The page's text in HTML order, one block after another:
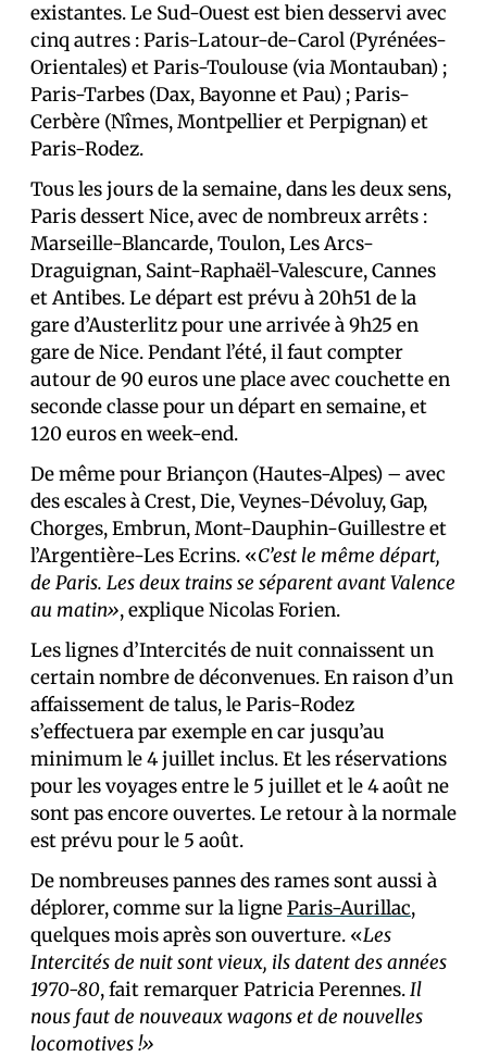
existantes. Le Sud-Ouest est bien desservi avec
cinq autres : Paris-Latour-de-Carol (Pyrénées-
Orientales) et Paris-Toulouse (via Montauban) ;
Paris-Tarbes (Dax, Bayonne et Pau) ; Paris-
Cerbère (Nîmes, Montpellier et Perpignan) et
Paris-Rodez.
Tous les jours de la semaine, dans les deux sens,
Paris dessert Nice, avec de nombreux arrêts :
Marseille-Blancarde, Toulon, Les Arcs-
Draguignan, Saint-Raphaël-Valescure, Cannes
et Antibes. Le départ est prévu à 20h51 de la
gare d’Austerlitz pour une arrivée à 9h25 en
gare de Nice. Pendant l’été, il faut compter
autour de 90 euros une place avec couchette en
seconde classe pour un départ en semaine, et
120 euros en week-end.
De même pour Briançon (Hautes-Alpes) – avec
des escales à Crest, Die, Veynes-Dévoluy, Gap,
Chorges, Embrun, Mont-Dauphin-Guillestre et
l’Argentière-Les Ecrins. «C’est le même départ,
de Paris. Les deux trains se séparent avant Valence
au matin», explique Nicolas Forien.
Les lignes d’Intercités de nuit connaissent un
certain nombre de déconvenues. En raison d’un
affaissement de talus, le Paris-Rodez
s’effectuera par exemple en car jusqu’au
minimum le 4 juillet inclus. Et les réservations
pour les voyages entre le 5 juillet et le 4 août ne
sont pas encore ouvertes. Le retour à la normale
est prévu pour le 5 août.
De nombreuses pannes des rames sont aussi à
déplorer, comme sur la ligneParis-Aurillac,
quelques mois après son ouverture. «Les
Intercités de nuit sont vieux, ils datent des années
1970-80, fait remarquer Patricia Perennes.Il
nous faut de nouveaux wagons et de nouvelles
locomotives !»